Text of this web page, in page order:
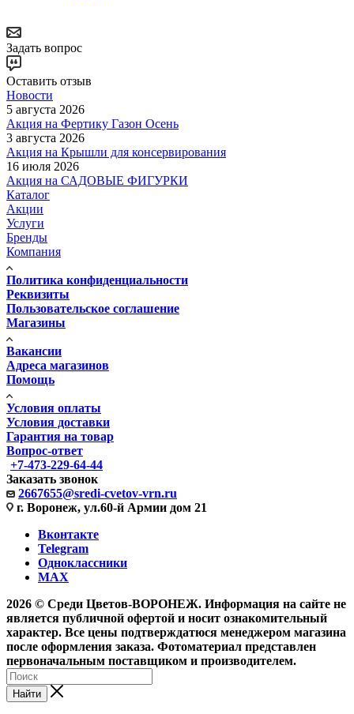
Задать вопрос
Оставить отзыв
Новости
5 августа 2026
Акция на Фертику Газон Осень
3 августа 2026
Акция на Крышли для консервирования
16 июля 2026
Акция на САДОВЫЕ ФИГУРКИ
Каталог
Акции
Услуги
Бренды
Компания
Политика конфиденциальности
Реквизиты
Пользовательское соглашение
Магазины
Вакансии
Адреса магазинов
Помощь
Условия оплаты
Условия доставки
Гарантия на товар
Вопрос-ответ
+7-473-229-64-44
Заказать звонок
2667655@sredi-cvetov-vrn.ru
г. Воронеж, ул.60-й Армии дом 21
Вконтакте
Telegram
Одноклассники
MAX
2026 © Среди Цветов-ВОРОНЕЖ. Информация на сайте не
является публичной офертой и носит ознакомительный
характер. Все цены подтверждатюся менеджером магазина
после оформления заказа. Фотоматериал представлен
первоначальным поставщиком и производителем.
Найти